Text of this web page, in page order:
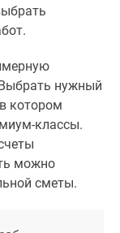
нужный
котором
классы.
можно
сметы.